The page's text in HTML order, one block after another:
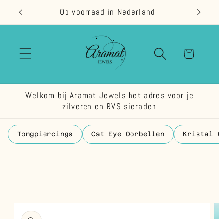
naar de
content
Op voorraad in Nederland
Welkom bij Aramat Jewels het adres voor je
zilveren en RVS sieraden
Tongpiercings Cat Eye Oorbellen Kristal
direct naar